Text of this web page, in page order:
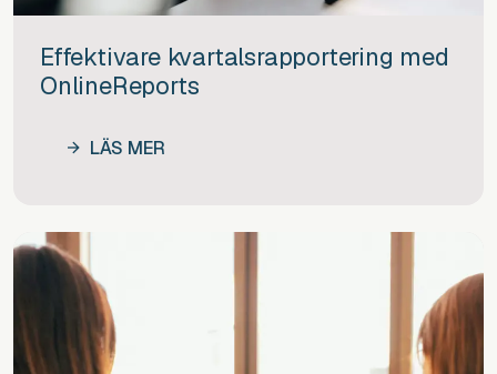
Effektivare kvartalsrapportering med
OnlineReports
LÄS MER